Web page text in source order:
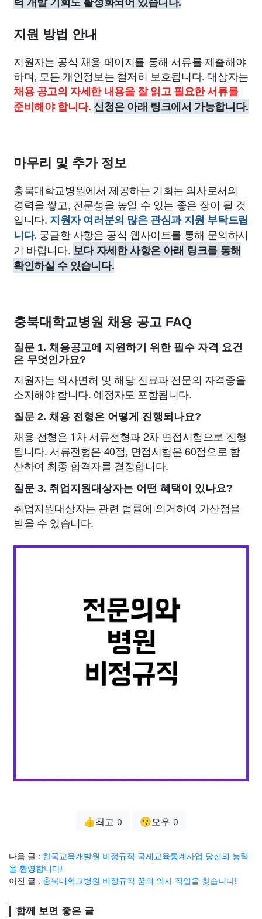
지원 방법 안내
지원자는 공식 채용 페이지를 통해 서류를 제출해야
하며, 모든 개인정보는 철저히 보호됩니다. 대상자는
채용 공고의 자세한 내용을 잘 읽고 필요한 서류를
준비해야 합니다. 신청은 아래 링크에서 가능합니다.
마무리 및 추가 정보
충북대학교병원에서 제공하는 기회는 의사로서의
경력을 쌓고, 전문성을 높일 수 있는 좋은 장이 될 것
입니다. 지원자 여러분의 많은 관심과 지원 부탁드립
니다. 궁금한 사항은 공식 웹사이트를 통해 문의하시
기 바랍니다. 보다 자세한 사항은 아래 링크를 통해
확인하실 수 있습니다.
충북대학교병원 채용 공고 FAQ
질문 1. 채용공고에 지원하기 위한 필수 자격 요건
은 무엇인가요?
지원자는 의사면허 및 해당 진료과 전문의 자격증을
소지해야 합니다. 예정자도 포함됩니다.
질문 2. 채용 전형은 어떻게 진행되나요?
채용 전형은 1차 서류전형과 2차 면접시험으로 진행
됩니다. 서류전형은 40점, 면접시험은 60점으로 합
산하여 최종 합격자를 결정합니다.
질문 3. 취업지원대상자는 어떤 혜택이 있나요?
취업지원대상자는 관련 법률에 의거하여 가산점을
받을 수 있습니다.
👍최고 0 😗오우 0
다음 글 : 한국교육개발원 비정규직 국제교육통계사업 당신의 능력
을 환영합니다!
이전 글 : 충북대학교병원 비정규직 꿈의 의사 직업을 찾습니다!
함께 보면 좋은 글